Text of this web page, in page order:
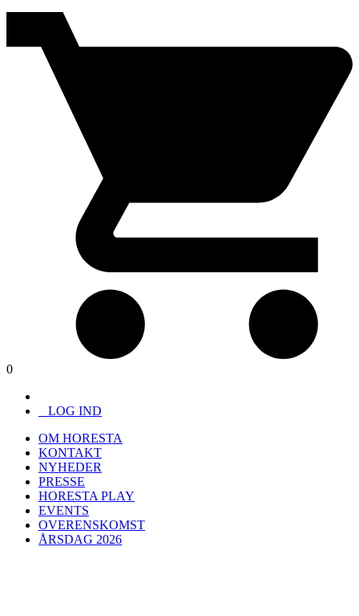
0
LOG IND
OM HORESTA
KONTAKT
NYHEDER
PRESSE
HORESTA PLAY
EVENTS
OVERENSKOMST
ÅRSDAG 2026